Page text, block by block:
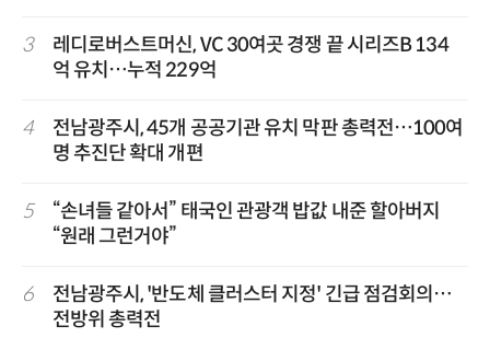
3
레디로버스트머신, VC 30여곳 경쟁 끝 시리즈B 134
억 유치…누적 229억
4
전남광주시, 45개 공공기관 유치 막판 총력전…100여
명 추진단 확대 개편
5
“손녀들 같아서” 태국인 관광객 밥값 내준 할아버지
“원래 그런거야”
6
전남광주시, '반도체 클러스터 지정' 긴급 점검회의…
전방위 총력전